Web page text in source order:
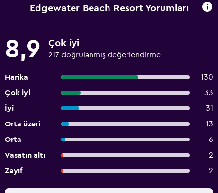
Edgewater Beach Resort Yorumları
8,9 Çok iyi
217 doğrulanmış değerlendirme
Harika
130
Çok iyi
33
İyi
31
Orta üzeri
13
Orta
6
Vasatın altı
2
Zayıf
2